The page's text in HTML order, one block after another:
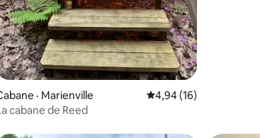
· Marienville Note moyenne de 4,94
4,94 (16)
cabane de Reed